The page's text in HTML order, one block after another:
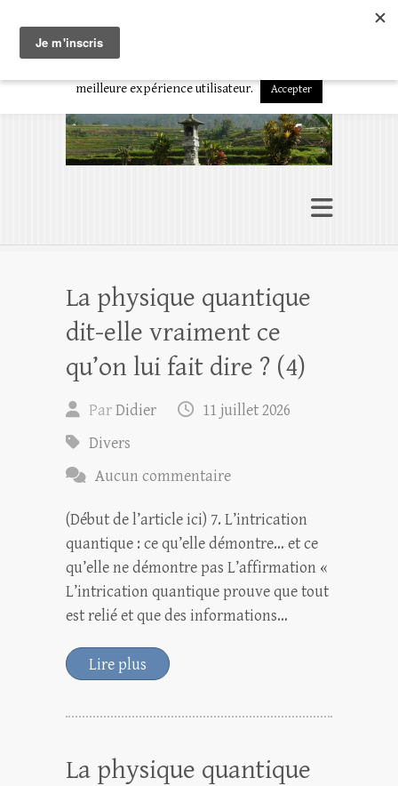
Présence à soi
L’art d’être en conscience
La physique quantique
dit-elle vraiment ce
qu’on lui fait dire ? (4)
ParDidier
11 juillet 2026
Divers
Aucun commentaire
(Début de l’article ici) 7. L’intrication
quantique : ce qu’elle démontre… et ce
qu’elle ne démontre pas L’affirmation «
L’intrication quantique prouve que tout
est relié et que des informations…
Lire plus
La physique quantique
l'utilisation de cookies ou technologies similaires pour disposer de
services adaptés à vos centres d'intérêts et vous garantir une
meilleure expérience utilisateur.
Accepter